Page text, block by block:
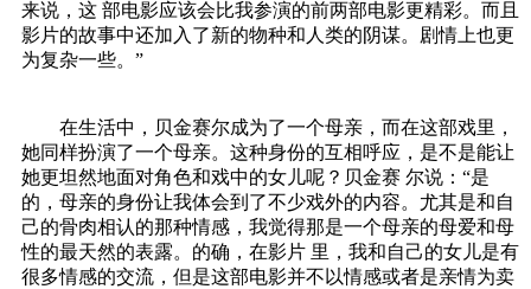
来说，这 部电影应该会比我参演的前两部电影更精彩。而且
影片的故事中还加入了新的物种和人类的阴谋。剧情上也更
为复杂一些。”
在生活中，贝金赛尔成为了一个母亲，而在这部戏里，
她同样扮演了一个母亲。这种身份的互相呼应，是不是能让
她更坦然地面对角色和戏中的女儿呢？贝金赛 尔说：“是
的，母亲的身份让我体会到了不少戏外的内容。尤其是和自
己的骨肉相认的那种情感，我觉得那是一个母亲的母爱和母
性的最天然的表露。的确，在影片 里，我和自己的女儿是有
很多情感的交流，但是这部电影并不以情感或者是亲情为卖